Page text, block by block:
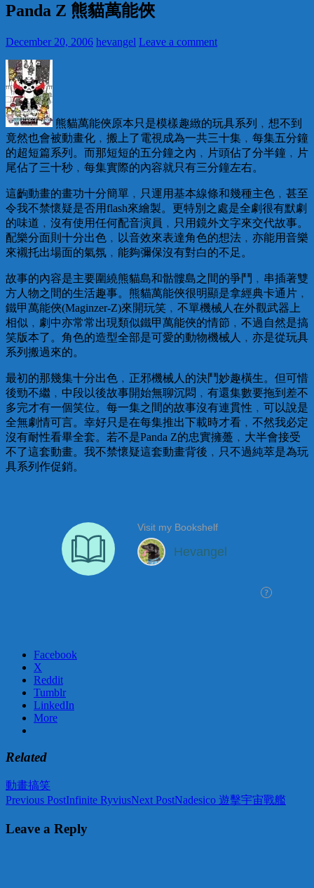
Panda Z 熊貓萬能俠
December 20, 2006 hevangel Leave a comment
熊貓萬能俠原本只是模樣趣緻的玩具系列﹐想不到
竟然也會被動畫化﹐搬上了電視成為一共三十集﹐每集五分鐘
的超短篇系列。而那短短的五分鐘之內﹐片頭佔了分半鐘﹐片
尾佔了三十秒﹐每集實際的內容就只有三分鐘左右。
這齣動畫的畫功十分簡單﹐只運用基本線條和幾種主色﹐甚至
令我不禁懷疑是否用flash來繪製。更特別之處是全劇很有默劇
的味道﹐沒有使用任何配音演員﹐只用鏡外文字來交代故事。
配樂分面則十分出色﹐以音效來表達角色的想法﹐亦能用音樂
來襯托出場面的氣氛﹐能夠彌保沒有對白的不足。
故事的內容是主要圍繞熊貓島和骷髏島之間的爭鬥﹐串插著雙
方人物之間的生活趣事。熊貓萬能俠很明顯是拿經典卡通片﹐
鐵甲萬能俠(Maginzer-Z)來開玩笑﹐不單機械人在外觀武器上
相似﹐劇中亦常常出現類似鐵甲萬能俠的情節﹐不過自然是搞
笑版本了。角色的造型全部是可愛的動物機械人﹐亦是從玩具
系列搬過來的。
最初的那幾集十分出色﹐正邪機械人的決鬥妙趣橫生。但可惜
後勁不繼﹐中段以後故事開始無聊沉悶﹐有還集數要拖到差不
多完才有一個笑位。每一集之間的故事沒有連貫性﹐可以說是
全無劇情可言。幸好只是在每集推出下載時才看﹐不然我必定
沒有耐性看畢全套。若不是Panda Z的忠實擁躉﹐大半會接受
不了這套動畫。我不禁懷疑這套動畫背後﹐只不過純萃是為玩
具系列作促銷。
Facebook
X
Reddit
Tumblr
LinkedIn
More
Related
動畫搞笑
Post
navigation
Previous PostInfinite RyviusNext PostNadesico 遊擊宇宙戰艦
Leave a Reply